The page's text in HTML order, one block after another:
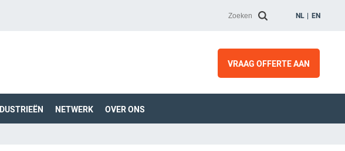
NL EN
VRAAG OFFERTE AAN
NETWERK OVER ONS